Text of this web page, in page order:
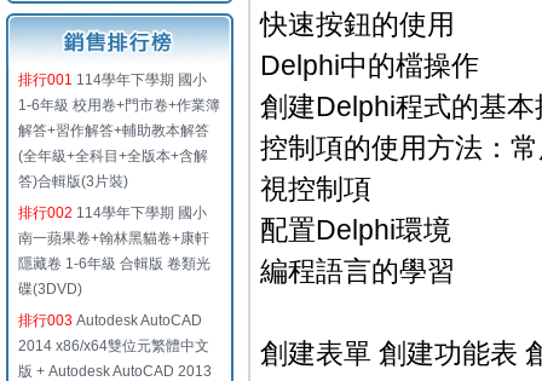
排行001 114學年下學期 國小
1-6年級 校用卷+門市卷+作業簿
解答+習作解答+輔助教本解答
(全年級+全科目+全版本+含解
答)合輯版(3片裝)
排行002 114學年下學期 國小
南一蘋果卷+翰林黑貓卷+康軒
隱藏卷 1-6年級 合輯版 卷類光
碟(3DVD)
排行003 Autodesk AutoCAD
2014 x86/x64雙位元繁體中文
版 + Autodesk AutoCAD 2013
快速按鈕的使用
Delphi中的檔操作
創建Delphi程式的基
控制項的使用方法：
視控制項
配置Delphi環境
編程語言的學習
創建表單 創建功能表